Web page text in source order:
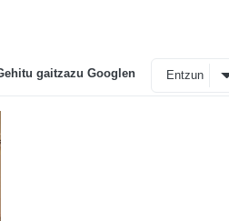
gaitzazu Googlen Entzun